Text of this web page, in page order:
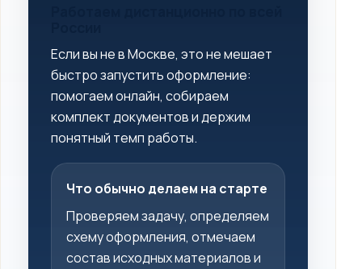
Если вы не в Москве, это не мешает
быстро запустить оформление:
помогаем онлайн, собираем
комплект документов и держим
понятный темп работы.
Что обычно делаем на старте
Проверяем задачу, определяем
схему оформления, отмечаем
состав исходных материалов и